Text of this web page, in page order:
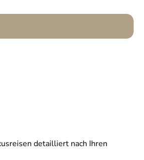
detailliert nach Ihren